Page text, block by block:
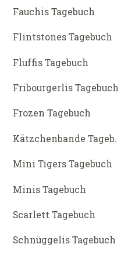
Fauchis Tagebuch
Flintstones Tagebuch
Fluffis Tagebuch
Fribourgerlis Tagebuch
Frozen Tagebuch
Kätzchenbande Tageb.
Mini Tigers Tagebuch
Minis Tagebuch
Scarlett Tagebuch
Schnüggelis Tagebuch